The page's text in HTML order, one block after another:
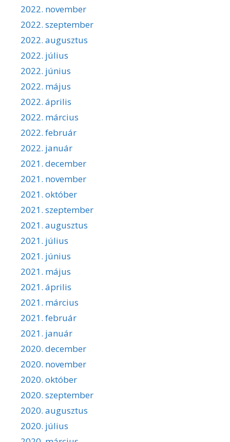
2022. november
2022. szeptember
2022. augusztus
2022. július
2022. június
2022. május
2022. április
2022. március
2022. február
2022. január
2021. december
2021. november
2021. október
2021. szeptember
2021. augusztus
2021. július
2021. június
2021. május
2021. április
2021. március
2021. február
2021. január
2020. december
2020. november
2020. október
2020. szeptember
2020. augusztus
2020. július